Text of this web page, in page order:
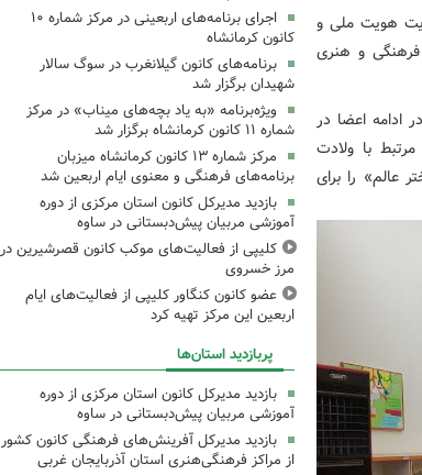
هویت ملی و
و هنری
ادامه اعضا در
با ولادت
را برای
اجرای برنامه‌های اربعینی در مرکز شماره ۱۰
کانون کرمانشاه
برنامه‌های کانون گیلانغرب در سوگ سالار
شهیدان برگزار شد
ویژه‌برنامه «به یاد بچه‌های میناب» در مرکز
شماره ۱۱ کانون کرمانشاه برگزار شد
مرکز شماره ۱۳ کانون کرمانشاه میزبان
برنامه‌های فرهنگی و معنوی ایام اربعین شد
بازدید مدیرکل کانون استان مرکزی از دوره
آموزشی مربیان پیش‌دبستانی در ساوه
کلیپی از فعالیت‌های موکب کانون قصرشیرین در
مرز خسروی
عضو کانون کنگاور کلیپی از فعالیت‌های ایام
اربعین این مرکز تهیه کرد
پربازدید استان‌ها
بازدید مدیرکل کانون استان مرکزی از دوره
آموزشی مربیان پیش‌دبستانی در ساوه
بازدید مدیرکل آفرینش‌های فرهنگی کانون کشور
از مراکز فرهنگی‌هنری استان آذربایجان غربی